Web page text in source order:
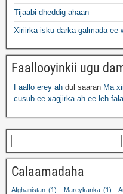
Tijaabi dheddig ahaan
Xiriirka isku-darka galmada ee
Faallooyinkii ugu
Faallo erey ah dul saaran Ma
cusub ee xagjirka ah ee leh
Calaamadaha
Afghanistan (1) Mareykanka (1)